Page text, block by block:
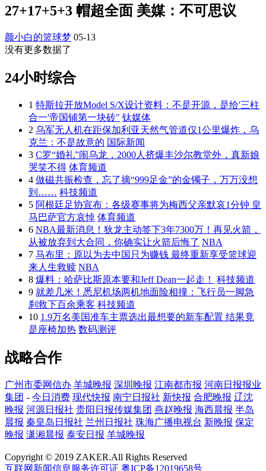
27+17+5+3 帽超全面 美媒：不可思议
颜小白的篮球梦 05-13
没有更多数据了
24小时综合
1 特斯拉开放Model S/X设计资料：不是开源，是给'三柱
合一'帝国铺第一块砖" 钛媒体
2 乌军无人机在距保加利亚天然气管道仅1公里爆炸，乌
克兰：不是故意的 国际新闻
3 C罗“婚礼”闹乌龙，2000人挤爆丰沙尔教堂外，真新娘
哭笑不得 体育频道
4 做磁共振检查，忘了摘“999足金”的金镯子，万万没想
到…… 科技频道
5 阿根廷足协宣布：各级赛事将为梅西父亲默哀1分钟 皇
马巴萨官方哀悼 体育频道
6 NBA最新消息！狄龙主动签下3年7300万！再见火箭，
从被放弃到大合同，你确实让火箭后悔了 NBA
7 马布里：原以为去中国只为赚钱 最终重新享受篮球迎
来人生救赎 NBA
8 爆料：哈萨比斯原本要和Jeff Dean一起走！
科技频道
9 就差几米！悉尼机场两机地面险相撞：飞行员一脚急
刹救下百余乘客 科技频道
10 1.9万名美国准车主票选出最想要的新车配置 结果竟
是座椅加热 数码测评
战略合作
广州市委网信办 羊城晚报 深圳晚报 江南都市报 河南日报报业
集团 - 今日消费 现代快报 南宁日报社 新快报 合肥晚报 辽沈
晚报 河源日报社 贵阳日报传媒集团 燕赵晚报 海西晨报 半岛
晨报 秦皇岛日报社 兰州日报社 珠海广播电视台 新晚报 保定
晚报 潇湘晨报 泰安日报 羊城晚报
Copyright © 2019 ZAKER.All Rights Reserved
互联网新闻信息服务许可证 粤ICP备12019658号